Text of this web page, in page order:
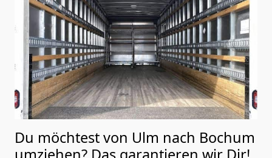
Du möchtest von Ulm nach Bochum